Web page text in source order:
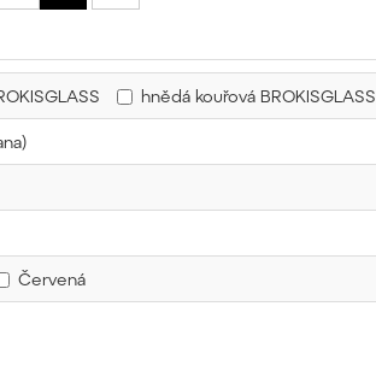
hnědá kouřová BROKISGLASS
Červená